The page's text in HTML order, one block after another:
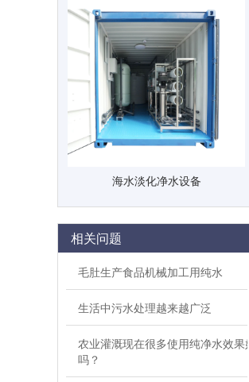
海水淡化净水设备
相关问题
毛肚生产食品机械加工用纯水
生活中污水处理越来越广泛
农业灌溉现在很多使用纯净水效果好
吗？